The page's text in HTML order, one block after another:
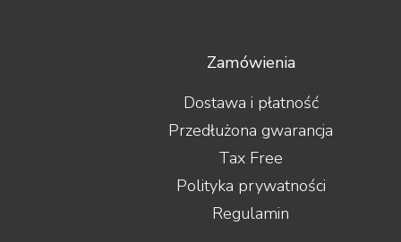
Zamówienia
Dostawa i płatność
Przedłużona gwarancja
Tax Free
Polityka prywatności
Regulamin